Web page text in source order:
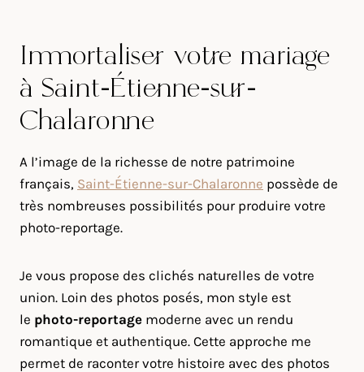
Immortaliser votre mariage
à Saint-Étienne-sur-
Chalaronne
A l’image de la richesse de notre patrimoine
français, Saint-Étienne-sur-Chalaronne possède de
très nombreuses possibilités pour produire votre
photo-reportage.
Je vous propose des clichés naturelles de votre
union. Loin des photos posés, mon style est
le photo-reportage moderne avec un rendu
romantique et authentique. Cette approche me
permet de raconter votre histoire avec des photos